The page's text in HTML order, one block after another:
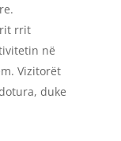
rrit
në
Vizitorët
duke